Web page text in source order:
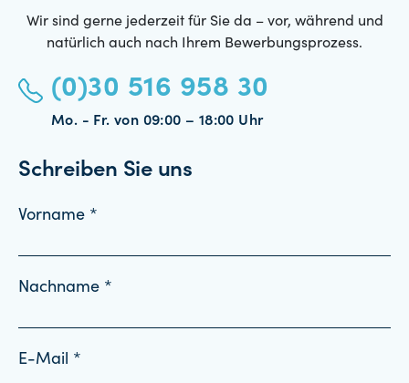
Wir sind gerne jederzeit für Sie da – vor, während und
natürlich auch nach Ihrem Bewerbungsprozess.
(0)30 516 958 30
Mo. - Fr. von 09:00 – 18:00 Uhr
Schreiben Sie uns
Vorname *
Nachname *
E-Mail *